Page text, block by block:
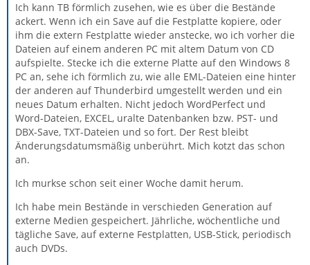
Ich kann TB förmlich zusehen, wie es über die Bestände
ackert. Wenn ich ein Save auf die Festplatte kopiere, oder
ihm die extern Festplatte wieder anstecke, wo ich vorher die
Dateien auf einem anderen PC mit altem Datum von CD
aufspielte. Stecke ich die externe Platte auf den Windows 8
PC an, sehe ich förmlich zu, wie alle EML-Dateien eine hinter
der anderen auf Thunderbird umgestellt werden und ein
neues Datum erhalten. Nicht jedoch WordPerfect und
Word-Dateien, EXCEL, uralte Datenbanken bzw. PST- und
DBX-Save, TXT-Dateien und so fort. Der Rest bleibt
Änderungsdatumsmäßig unberührt. Mich kotzt das schon
an.
Ich murkse schon seit einer Woche damit herum.
Ich habe mein Bestände in verschieden Generation auf
externe Medien gespeichert. Jährliche, wöchentliche und
tägliche Save, auf externe Festplatten, USB-Stick, periodisch
auch DVDs.